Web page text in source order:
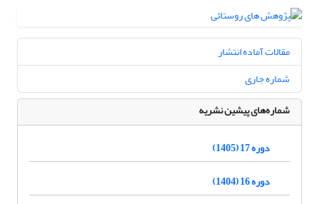
مقالات آماده انتشار
شماره جاری
شماره‌های پیشین نشریه
دوره 17 (1405)
دوره 16 (1404)